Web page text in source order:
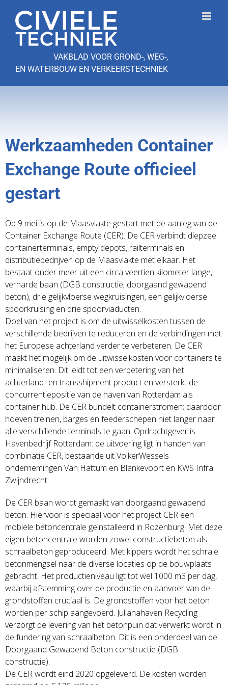
naar
inhoud
VAKBLAD VOOR GROND-, WEG-,
EN WATERBOUW EN VERKEERSTECHNIEK
Werkzaamheden Container
Exchange Route officieel
gestart
Op 9 mei is op de Maasvlakte gestart met de aanleg van de
Container Exchange Route (CER). De CER verbindt diepzee
containerterminals, empty depots, railterminals en
distributiebedrijven op de Maasvlakte met elkaar. Het
bestaat onder meer uit een circa veertien kilometer lange,
verharde baan (DGB constructie; doorgaand gewapend
beton), drie gelijkvloerse wegkruisingen, een gelijkvloerse
spoorkruising en drie spoorviaducten.
Doel van het project is om de uitwisselkosten tussen de
verschillende bedrijven te reduceren en de verbindingen met
het Europese achterland verder te verbeteren. De CER
maakt het mogelijk om de uitwisselkosten voor containers te
minimaliseren. Dit leidt tot een verbetering van het
achterland- en transshipment product en versterkt de
concurrentiepositie van de haven van Rotterdam als
container hub. De CER bundelt containerstromen; daardoor
hoeven treinen, barges en feederschepen niet langer naar
alle verschillende terminals te gaan. Opdrachtgever is
Havenbedrijf Rotterdam: de uitvoering ligt in handen van
combinatie CER, bestaande uit VolkerWessels
ondernemingen Van Hattum en Blankevoort en KWS Infra
Zwijndrecht.
De CER baan wordt gemaakt van doorgaand gewapend
beton. Hiervoor is speciaal voor het project CER een
mobiele betoncentrale geïnstalleerd in Rozenburg. Met deze
eigen betoncentrale worden zowel constructiebeton als
schraalbeton geproduceerd. Met kippers wordt het schrale
betonmengsel naar de diverse locaties op de bouwplaats
gebracht. Het productieniveau ligt tot wel 1000 m3 per dag,
waarbij afstemming over de productie en aanvoer van de
grondstoffen cruciaal is. De grondstoffen voor het beton
worden per schip aangevoerd. Julianahaven Recycling
verzorgt de levering van het betonpuin dat verwerkt wordt in
de fundering van schraalbeton. Dit is een onderdeel van de
Doorgaand Gewapend Beton constructie (DGB
constructie).
De CER wordt eind 2020 opgeleverd. De kosten worden